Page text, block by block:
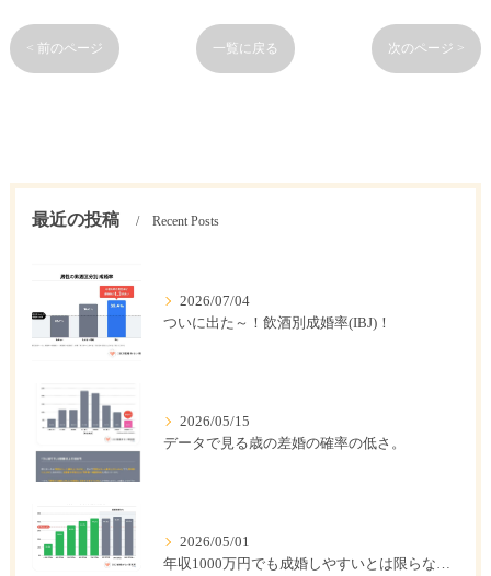
< 前のページ 一覧に戻る 次のページ >
最近の投稿 Recent Posts
2026/07/04
ついに出た～！飲酒別成婚率(IBJ)！
2026/05/15
データで見る歳の差婚の確率の低さ。
2026/05/01
年収1000万円でも成婚しやすいとは限らない? 「年収帯別の成婚率」のリアル